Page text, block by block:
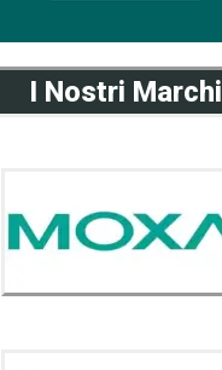
I Nostri Marchi